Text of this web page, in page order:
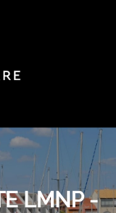
LMNP -